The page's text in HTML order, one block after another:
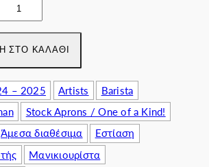
€
ΣΤΟ ΚΑΛΆΘΙ
– 2025 Artists
Barista
Stock Aprons / One of a Kind!
Άμεσα διαθέσιμα
Εστίαση
Μανικιουρίστα